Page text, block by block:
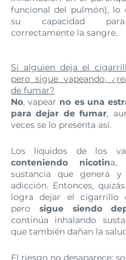
funcional del pulmón), lo
su capacidad
correctamente la sangre.
Si alguien deja el
pero sigue vapeando,
de fumar?
No, vapear no es una
para dejar de fumar,
veces se lo presenta así.
Los líquidos de los
conteniendo nicotina,
sustancia que genera
adicción. Entonces,
logra dejar el cigarrillo
pero sigue siendo
continúa inhalando
que también dañan la
El riesgo no desaparece: